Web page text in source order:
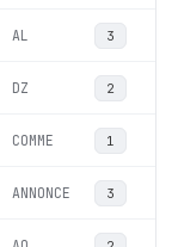
AL 3
DZ 2
COMME 1
ANNONCE 3